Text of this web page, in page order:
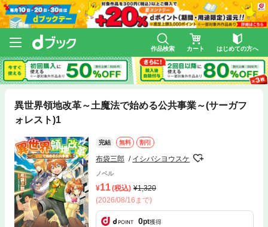
作品検索 カート はじめての方へ
異世界領地改革～土魔法で始める公共事業～(サーガフ
ォレスト)1
完結 無料 割引
布袋三郎 イシバシヨウスケ
ノベル
11(税込)
1,320
(2026/08/16まで)
0pt獲得